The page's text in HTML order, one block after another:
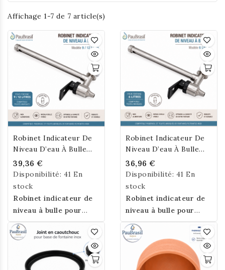
Affichage 1-7 de 7 article(s)
Robinet Indicateur De
Niveau D’eau À Bulle
Pour Fontaine Filtrante
Inox 9 L / 12 L
39,36 €
Disponibilité: 41 En
stock
Robinet indicateur de
niveau à bulle pour
fontaine filtrante inox
PauBrasil et toutes
Visualisez
facilement le niveau
Robinet Indicateur De
Niveau D’eau À Bulle
Pour Fontaine Filtrante
Inox 6 L
36,96 €
Disponibilité: 41 En
stock
Robinet indicateur de
niveau à bulle pour
fontaine filtrante inox
PauBrasil et toutes
marques.
Visualisez
facilement le niveau